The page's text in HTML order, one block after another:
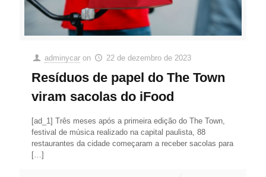
adminycar on 22 de dezembro de 2023
Resíduos de papel do The Town
viram sacolas do iFood
[ad_1] Três meses após a primeira edição do The Town,
festival de música realizado na capital paulista, 88
restaurantes da cidade começaram a receber sacolas para
[…]